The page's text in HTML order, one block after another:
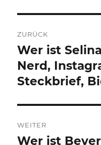
ZURÜCK
Vorheriger
Beitrag:
Wer ist
Nerd,
Steckbrief,
WEITER
Nächster
Wer ist